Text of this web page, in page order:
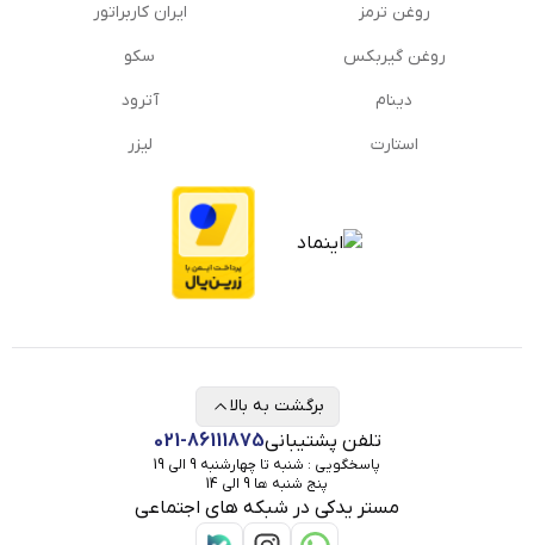
روغن ترمز
روغن گیربكس
دینام
استارت
ایران کاربراتور
سکو
آترود
لیزر
تلفن پشتیبانی021-86111875
پاسخگویی : شنبه تا چهارشنبه 9 الی 19
پنج شنبه ها 9 الی 14
مستر یدکی در شبکه های اجتماعی
برگشت به بالا